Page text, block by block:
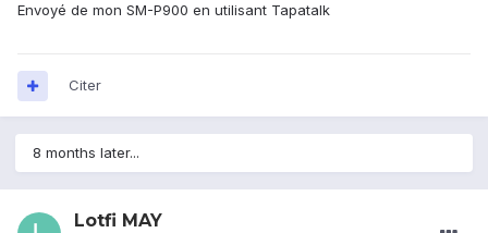
Envoyé de mon SM-P900 en utilisant Tapatalk
Citer
8 months later...
Lotfi MAY